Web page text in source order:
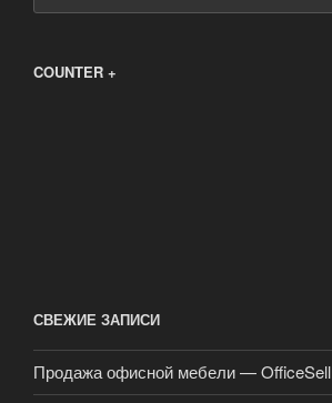
COUNTER +
СВЕЖИЕ ЗАПИСИ
Продажа офисной мебели — OfficeSell